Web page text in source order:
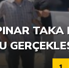
TAKA